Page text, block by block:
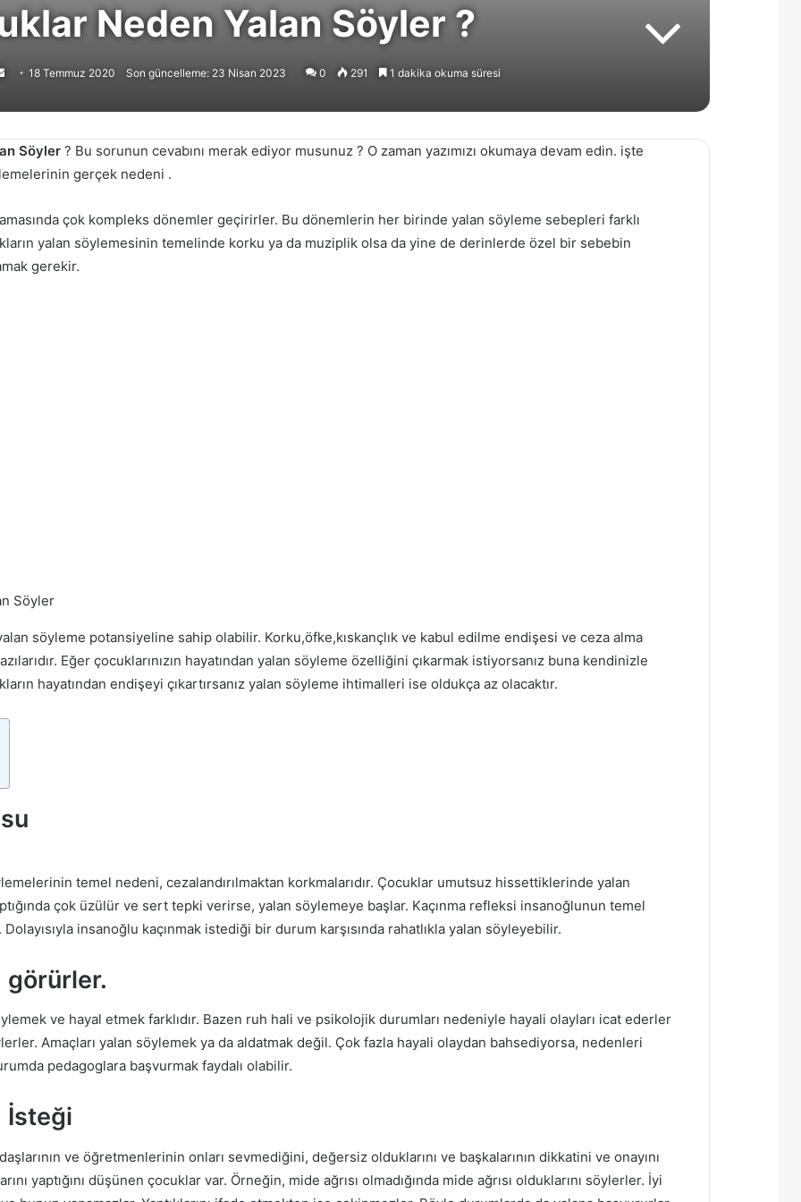
Neden Yalan Söyler ?
Bir
posta
göndermek
18 Temmuz 2020 Son güncelleme: 23 Nisan 2023 0 291 1 dakika okuma süresi
Söyler ? Bu sorunun cevabını merak ediyor musunuz ? O zaman yazımızı okumaya devam edin. işte
gerçek nedeni .
çok kompleks dönemler geçirirler. Bu dönemlerin her birinde yalan söyleme sebepleri farklı
yalan söylemesinin temelinde korku ya da muziplik olsa da yine de derinlerde özel bir sebebin
gerekir.
Söyler
söyleme potansiyeline sahip olabilir. Korku,öfke,kıskançlık ve kabul edilme endişesi ve ceza alma
Eğer çocuklarınızın hayatından yalan söyleme özelliğini çıkarmak istiyorsanız buna kendinizle
hayatından endişeyi çıkartırsanız yalan söyleme ihtimalleri ise oldukça az olacaktır.
temel nedeni, cezalandırılmaktan korkmalarıdır. Çocuklar umutsuz hissettiklerinde yalan
çok üzülür ve sert tepki verirse, yalan söylemeye başlar. Kaçınma refleksi insanoğlunun temel
insanoğlu kaçınmak istediği bir durum karşısında rahatlıkla yalan söyleyebilir.
görürler.
ve hayal etmek farklıdır. Bazen ruh hali ve psikolojik durumları nedeniyle hayali olayları icat ederler
Amaçları yalan söylemek ya da aldatmak değil. Çok fazla hayali olaydan bahsediyorsa, nedenleri
pedagoglara başvurmak faydalı olabilir.
İsteği
ve öğretmenlerinin onları sevmediğini, değersiz olduklarını ve başkalarının dikkatini ve onayını
yaptığını düşünen çocuklar var. Örneğin, mide ağrısı olmadığında mide ağrısı olduklarını söylerler. İyi